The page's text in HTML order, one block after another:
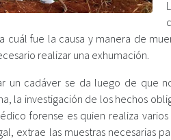
cuál fue la causa y manera de
realizar una exhumación.
un cadáver se da luego de que
la investigación de los hechos
forense es quien realiza
extrae las muestras necesarias